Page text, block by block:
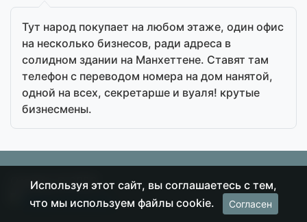
Тут народ покупает на любом этаже, один офис
на несколько бизнесов, ради адреса в
солидном здании на Манхеттене. Ставят там
телефон с переводом номера на дом нанятой,
одной на всех, секретарше и вуаля! крутые
бизнесмены.
Острие © 2026
Используя этот сайт, вы соглашаетесь с тем,
что мы используем файлы cookie.
Согласен